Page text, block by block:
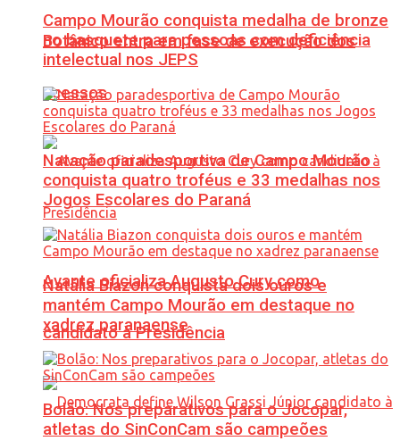
Botânico entra em fase de execução dos
acessos
Avante oficializa Augusto Cury como
candidato à Presidência
Campo Mourão conquista medalha de bronze
no basquete para pessoas com deficiência
intelectual nos JEPS
Natação paradesportiva de Campo Mourão
conquista quatro troféus e 33 medalhas nos
Jogos Escolares do Paraná
Natália Biazon conquista dois ouros e
mantém Campo Mourão em destaque no
xadrez paranaense
Bolão: Nos preparativos para o Jocopar,
atletas do SinConCam são campeões